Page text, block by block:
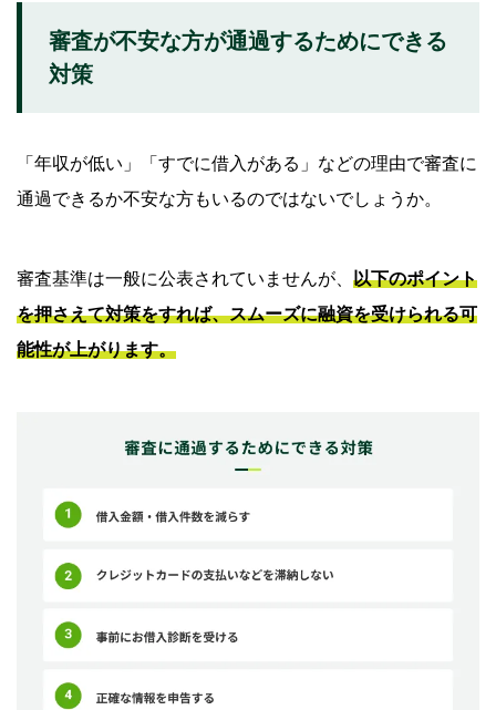
審査が不安な方が通過するためにできる
対策
「年収が低い」「すでに借入がある」などの理由で審査に
通過できるか不安な方もいるのではないでしょうか。
審査基準は一般に公表されていませんが、 以下のポイント
を押さえて対策をすれば、スムーズに融資を受けられる可
能性が上がります。